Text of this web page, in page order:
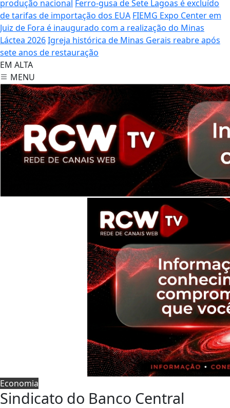
produção nacional Ferro-gusa de Sete Lagoas é excluído
de tarifas de importação dos EUA FIEMG Expo Center em
Juiz de Fora é inaugurado com a realização do Minas
Láctea 2026Igreja histórica de Minas Gerais reabre após
sete anos de restauração
EM ALTA
MENU
Economia
Sindicato do Banco Central